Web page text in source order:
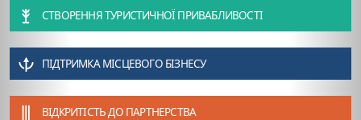
СТВОРЕННЯ ТУРИСТИЧНОЇ ПРИВАБЛИВОСТІ
ПІДТРИМКА МІСЦЕВОГО БІЗНЕСУ
ВІДКРИТІСТЬ ДО ПАРТНЕРСТВА